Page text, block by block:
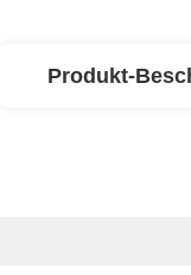
Produkt-